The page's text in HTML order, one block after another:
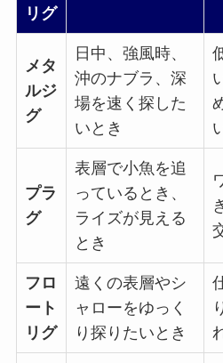
リグ
メタ
ルジ
グ
日中、強風時、
沖のナブラ、深
場を速く探した
いとき
プラ
グ
表層で小魚を追
っているとき、
ライズが見える
とき
フロ
ート
リグ
遠くの表層やシ
ャローをゆっく
り探りたいとき